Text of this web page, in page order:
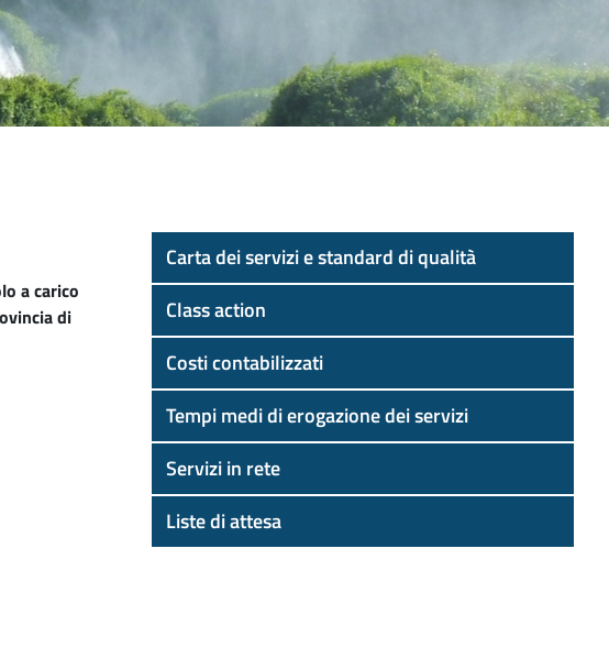
a carico
di
Carta dei servizi e standard di qualità
Class action
Costi contabilizzati
Tempi medi di erogazione dei servizi
Servizi in rete
Liste di attesa